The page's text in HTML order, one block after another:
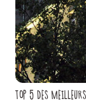
TOP 5 DES